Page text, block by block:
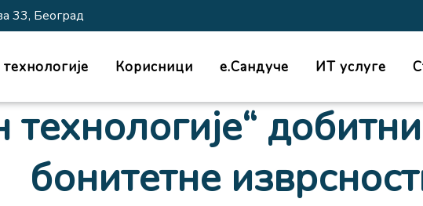
33, Београд
Корисници е.Сандуче ИТ услуге
бонитетне